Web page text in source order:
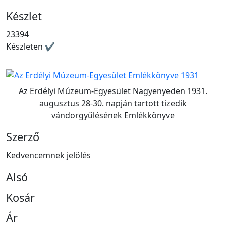
Készlet
23394
Készleten ✔
Az Erdélyi Múzeum-Egyesület Nagyenyeden 1931.
augusztus 28-30. napján tartott tizedik
vándorgyűlésének Emlékkönyve
Szerző
Kedvencemnek jelölés
Alsó
Kosár
Ár